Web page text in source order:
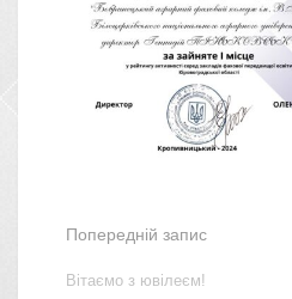
Попередній запис
Вітаємо з ювілеєм!